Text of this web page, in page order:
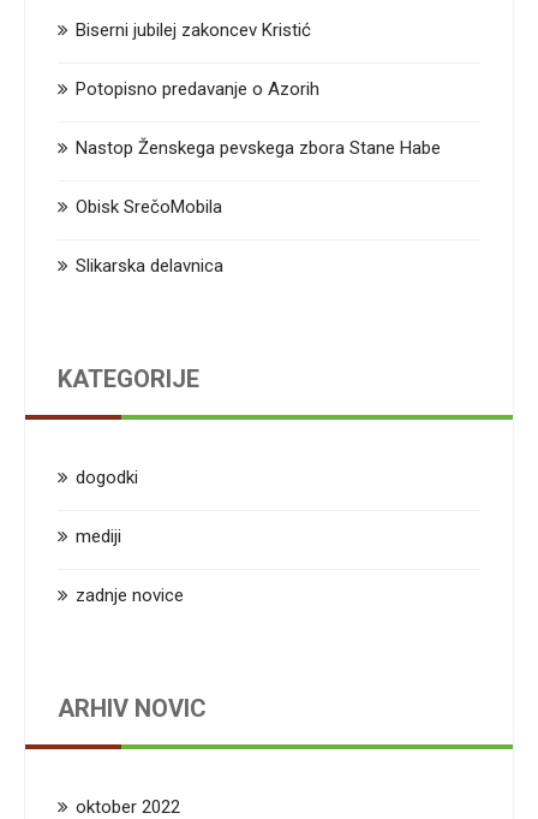
Biserni jubilej zakoncev Kristić
Potopisno predavanje o Azorih
Nastop Ženskega pevskega zbora Stane Habe
Obisk SrečoMobila
Slikarska delavnica
KATEGORIJE
dogodki
mediji
zadnje novice
ARHIV NOVIC
oktober 2022